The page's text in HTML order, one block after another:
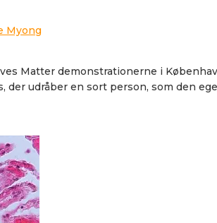
Myong
Matter demonstrationerne i
udråber en sort person, som den